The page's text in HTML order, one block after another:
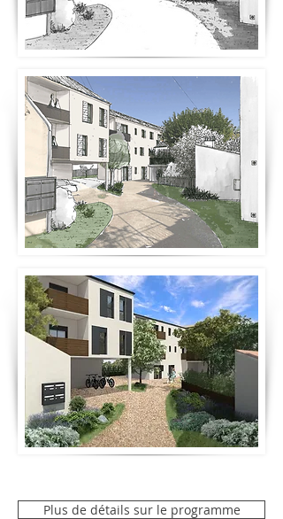
Plus de détails sur le programme